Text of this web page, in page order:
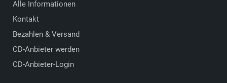
Alle Informationen
Kontakt
Bezahlen & Versand
CD-Anbieter werden
CD-Anbieter-Login